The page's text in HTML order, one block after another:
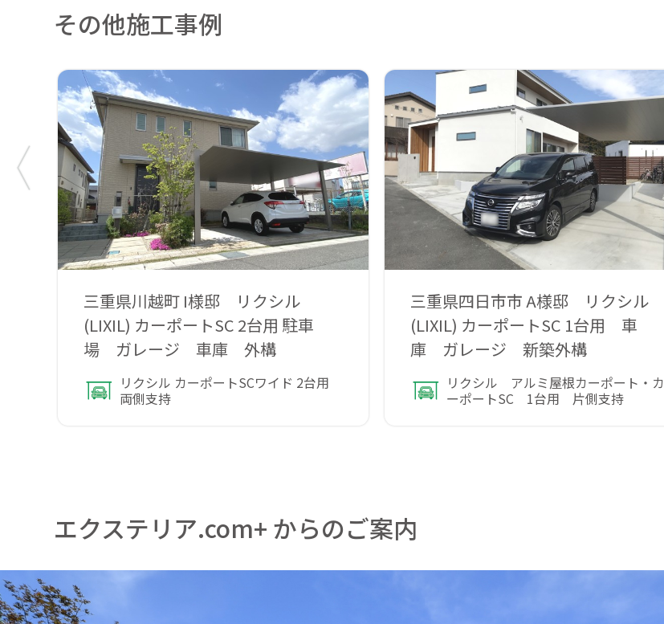
その他施工事例
三重県川越町 I様邸 リクシル
(LIXIL) カーポートSC 2台用 駐車
場 ガレージ 車庫 外構
リクシル カーポートSCワイド 2台用
両側支持
三重県四日市市 A様邸 リクシル
(LIXIL) カーポートSC 1台用 車
庫 ガレージ 新築外構
リクシル アルミ屋根カーポート・カ
ーポートSC 1台用 片側支持
エクステリア.com+ からのご案内